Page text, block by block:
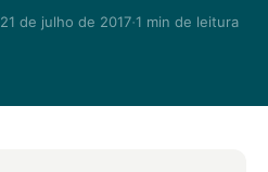
21 de julho de 2017·1 min de leitura